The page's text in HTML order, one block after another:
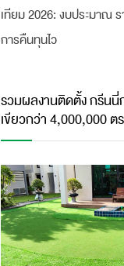
เทียม 2026: งบประมาณ ร
การคืนทุนไว
รวมผลงานติดตั้ง กรีน
เขียวกว่า 4,000,000 ต